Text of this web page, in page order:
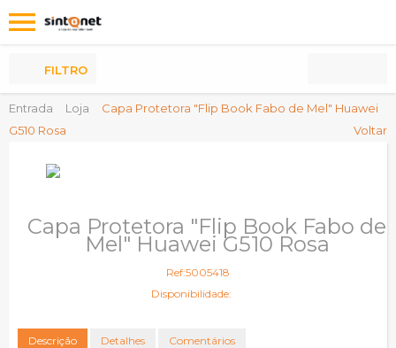
Entrada Loja
Capa Protetora "Flip Book Fabo de Mel" Huawei
G510 Rosa
Voltar
FILTRO
Capa Protetora "Flip Book Fabo de
Mel" Huawei G510 Rosa
Ref:5005418
Disponibilidade:
Descrição Detalhes Comentários